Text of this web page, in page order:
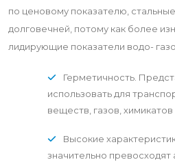
по ценовому показателю,
долговечней, потому как более
лидирующие показатели водо-
Герметичность.
использовать для
веществ, газов, химикатов
Высокие
значительно превосходят